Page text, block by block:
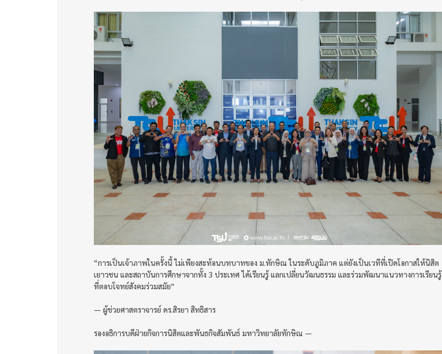
“การเป็นเจ้าภาพในครั้งนี้ ไม่เพียงสะท้อนบทบาทของ ม.ทักษิณ ในระดับภูมิภาค แต่ยังเป็นเวทีที่เปิดโอกาสให้นิสิต
เยาวชน และสถาบันการศึกษาจากทั้ง 3 ประเทศ ได้เรียนรู้ แลกเปลี่ยนวัฒนธรรม และร่วมพัฒนาแนวทางการเรียนรู้
ที่ตอบโจทย์สังคมร่วมสมัย”
— ผู้ช่วยศาสตราจารย์ ดร.สิรยา สิทธิสาร
รองอธิการบดีฝ่ายกิจการนิสิตและพันธกิจสัมพันธ์ มหาวิทยาลัยทักษิณ —